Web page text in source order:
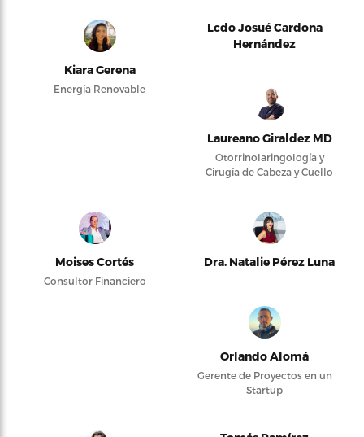
Kiara Gerena
Energía Renovable
Lcdo Josué Cardona
Hernández
Laureano Giraldez MD
Otorrinolaringología y
Cirugía de Cabeza y Cuello
Moises Cortés
Consultor Financiero
Dra. Natalie Pérez Luna
Orlando Alomá
Gerente de Proyectos en un
Startup